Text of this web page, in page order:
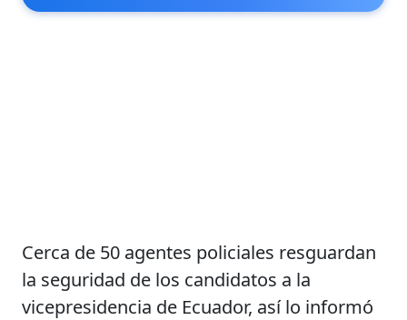
Cerca de 50 agentes policiales resguardan
la seguridad de los candidatos a la
vicepresidencia de Ecuador, así lo informó